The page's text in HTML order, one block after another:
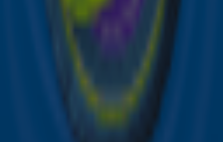
op ieder moment afmelden. Zie voor meer informatie de